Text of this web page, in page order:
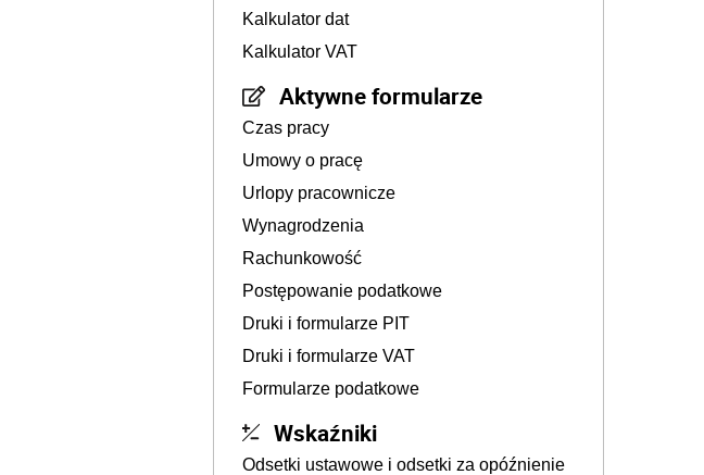
Kalkulator dat
Kalkulator VAT
Aktywne formularze
Czas pracy
Umowy o pracę
Urlopy pracownicze
Wynagrodzenia
Rachunkowość
Postępowanie podatkowe
Druki i formularze PIT
Druki i formularze VAT
Formularze podatkowe
Wskaźniki
Odsetki ustawowe i odsetki za opóźnienie